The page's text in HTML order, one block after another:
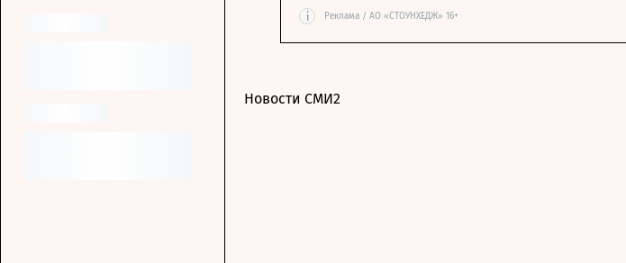
i Реклама / АО «СТОУНХЕДЖ» 16+
Новости СМИ2